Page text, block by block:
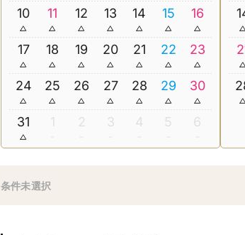
10 11 12 13 14 15 16
17 18 19 20 21 22 23
24 25 26 27 28 29 30
31 1 2 3 4 5 6
条件未選択